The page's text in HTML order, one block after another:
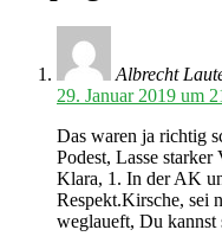
Albrecht
29. Januar 2019 um
Das waren ja richtig
Podest, Lasse
Klara, 1. In der AK
Respekt.Kirsche, sei
weglaueft, Du kannst